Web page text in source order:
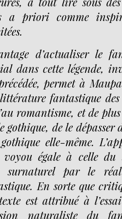
a priori comme
d’actualiser le
dans cette légende,
permet à
fantastique
romantisme, et de
gothique, de le
elle-même.
égale à celle du
surnaturel par le
En sorte que
est attribué à
naturaliste du